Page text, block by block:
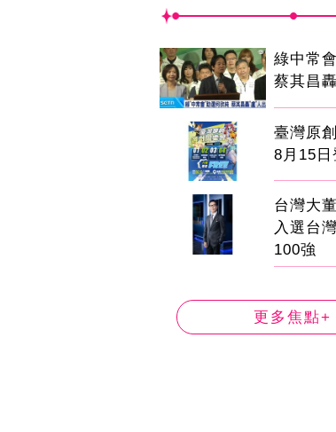
綠中常
蔡其昌
臺灣原
8月15
台灣大
入選台
100強
更多焦點+